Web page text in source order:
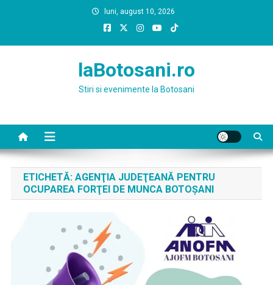
luni, august 10, 2026
laBotosani.ro
Stiri si evenimente la Botosani
ETICHETĂ: AGENŢIA JUDEŢEANĂ PENTRU
OCUPAREA FORŢEI DE MUNCA BOTOŞANI